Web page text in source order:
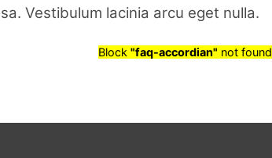
Vestibulum lacinia arcu eget nulla.
Block "faq-accordian" not found